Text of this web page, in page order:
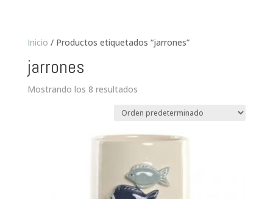
Inicio / Productos etiquetados “jarrones”
jarrones
Mostrando los 8 resultados